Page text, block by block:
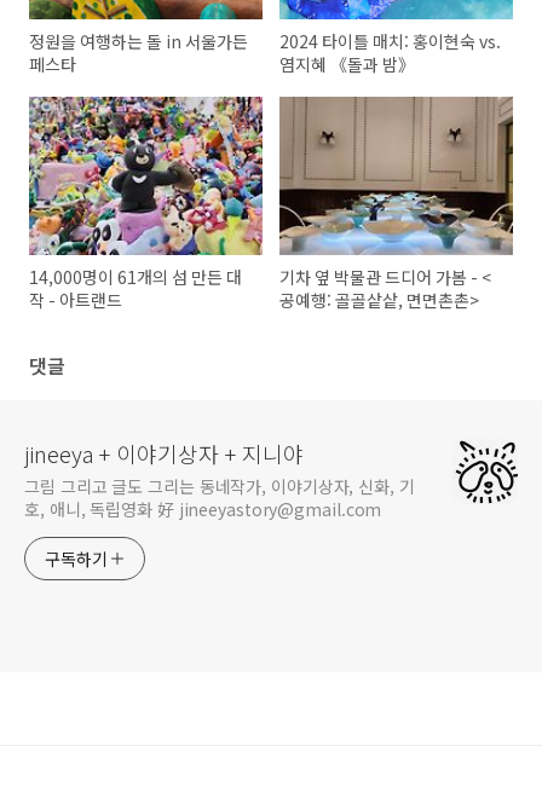
정원을 여행하는 돌 in 서울가든
페스타
2024 타이틀 매치: 홍이현숙 vs.
염지혜 《돌과 밤》
14,000명이 61개의 섬 만든 대
작 - 아트랜드
기차 옆 박물관 드디어 가봄 - <
공예행: 골골샅샅, 면면촌촌>
댓글
jineeya + 이야기상자 + 지니야
그림 그리고 글도 그리는 동네작가, 이야기상자, 신화, 기
호, 애니, 독립영화 好 jineeyastory@gmail.com
구독하기